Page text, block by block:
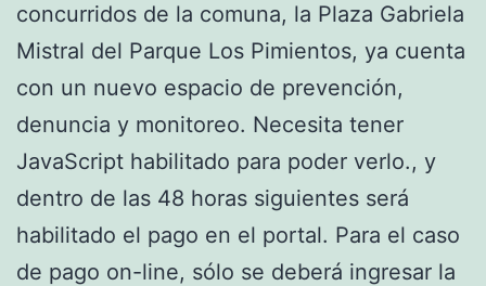
concurridos de la comuna, la Plaza Gabriela
Mistral del Parque Los Pimientos, ya cuenta
con un nuevo espacio de prevención,
denuncia y monitoreo. Necesita tener
JavaScript habilitado para poder verlo., y
dentro de las 48 horas siguientes será
habilitado el pago en el portal. Para el caso
de pago on-line, sólo se deberá ingresar la